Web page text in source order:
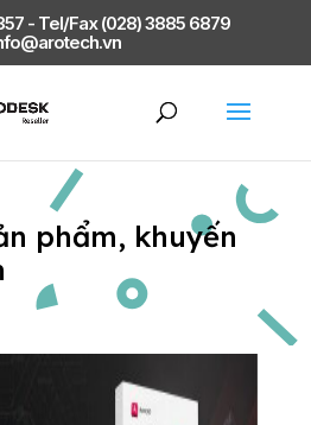
- Tel/Fax (028) 3885 6879
phẩm, khuyến